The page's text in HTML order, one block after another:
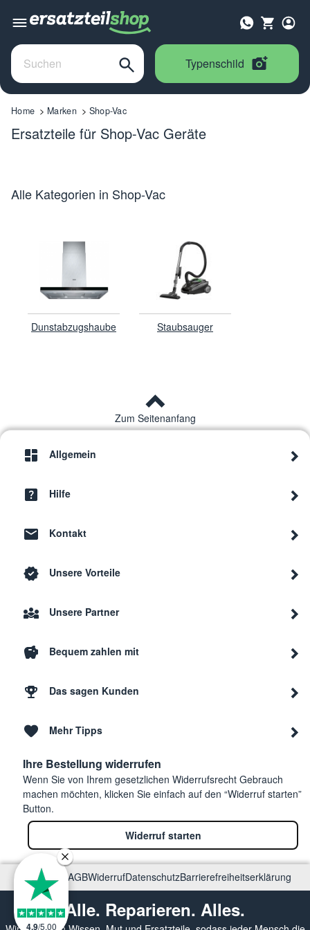
Typenschild
Home Marken Shop-Vac
Ersatzteile für Shop-Vac Geräte
Alle Kategorien in Shop-Vac
Dunstabzugshaube Staubsauger
Zum Seitenanfang
Allgemein
Hilfe
Kontakt
Unsere Vorteile
Unsere Partner
Bequem zahlen mit
Das sagen Kunden
Mehr Tipps
Ihre Bestellung widerrufen
Wenn Sie von Ihrem gesetzlichen Widerrufsrecht Gebrauch
machen möchten, klicken Sie einfach auf den “Widerruf starten”
Button.
Widerruf starten
ImpressumAGBWiderrufDatenschutzBarrierefreiheitserklärung
Alle. Reparieren. Alles.
4.9/5.00